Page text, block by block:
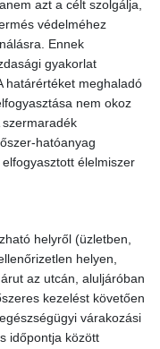
azt a célt szolgálja,
védelméhez
Ennek
gyakorlat
határértéket meghaladó
nem okoz
hatóanyag
élelmiszer
helyről (üzletben,
helyen,
az utcán, aluljáróban
kezelést követően
várakozási
időpontja között